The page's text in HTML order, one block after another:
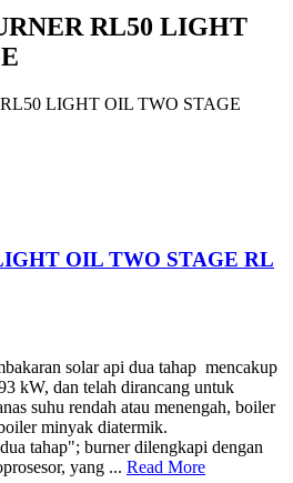
RL50 LIGHT
LIGHT OIL TWO STAGE
OIL TWO STAGE RL
solar api dua tahap mencakup
kW, dan telah dirancang untuk
suhu rendah atau menengah, boiler
minyak diatermik.
tahap"; burner dilengkapi dengan
yang ... Read More